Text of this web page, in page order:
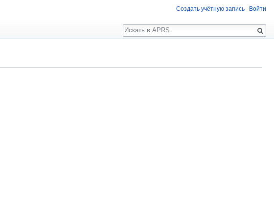
Создать учётную запись Войти
Поиск